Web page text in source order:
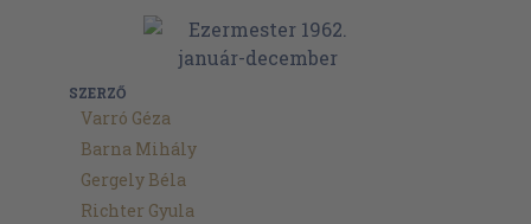
SZERZŐ
Varró Géza
Barna Mihály
Gergely Béla
Richter Gyula